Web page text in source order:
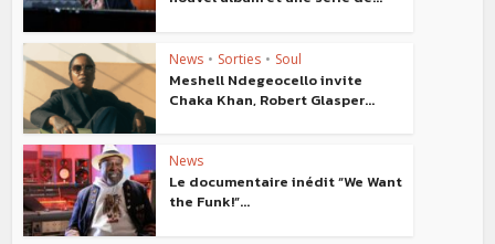
News • Sorties • Soul
Meshell Ndegeocello invite
Chaka Khan, Robert Glasper...
News
Le documentaire inédit “We Want
the Funk!”...